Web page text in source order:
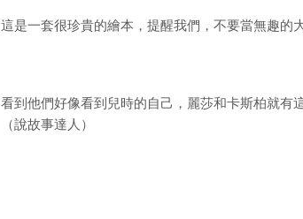
這是一套很珍貴的繪本，提醒我們，不要當無趣的
看到他們好像看到兒時的自己，麗莎和卡斯柏就有
（說故事達人）